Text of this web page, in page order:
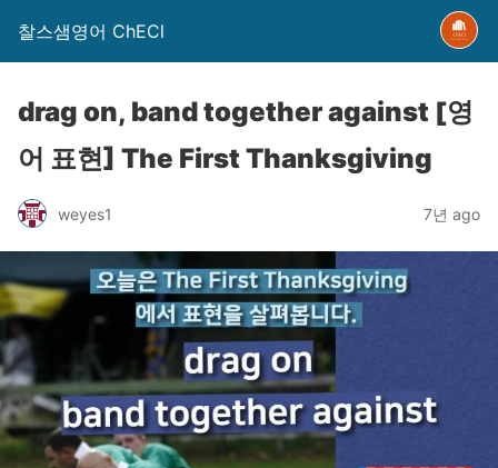
찰스샘영어 ChECl
drag on, band together against [영
어 표현] The First Thanksgiving
weyes1 7년 ago